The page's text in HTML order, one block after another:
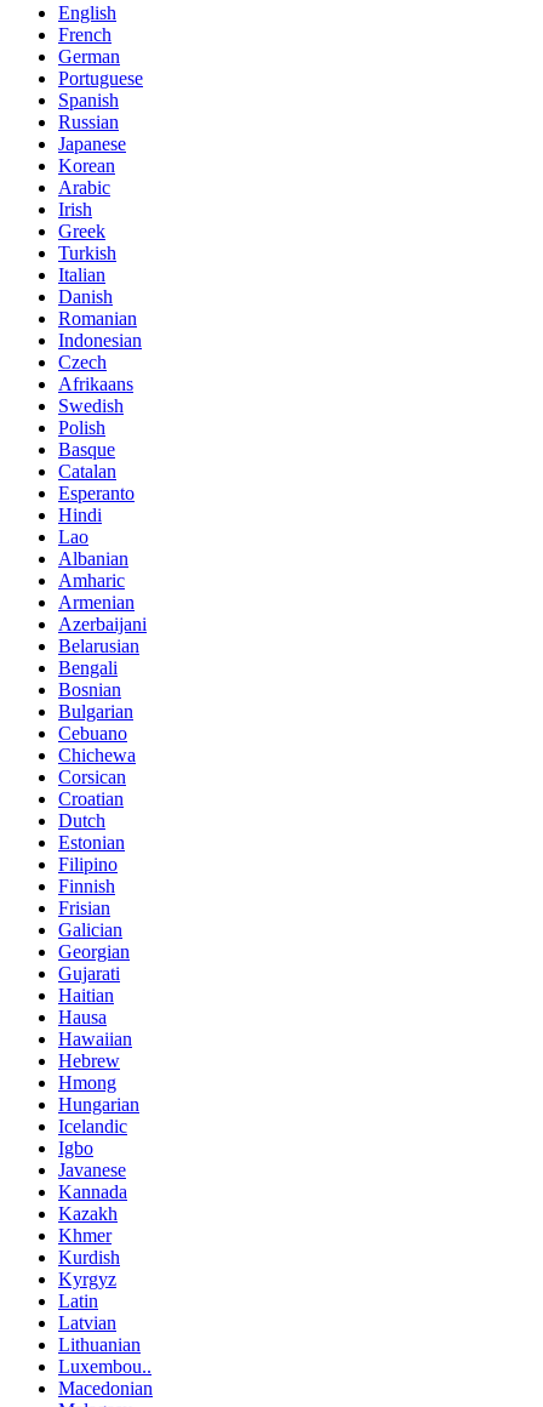
English
French
German
Portuguese
Spanish
Russian
Japanese
Korean
Arabic
Irish
Greek
Turkish
Italian
Danish
Romanian
Indonesian
Czech
Afrikaans
Swedish
Polish
Basque
Catalan
Esperanto
Hindi
Lao
Albanian
Amharic
Armenian
Azerbaijani
Belarusian
Bengali
Bosnian
Bulgarian
Cebuano
Chichewa
Corsican
Croatian
Dutch
Estonian
Filipino
Finnish
Frisian
Galician
Georgian
Gujarati
Haitian
Hausa
Hawaiian
Hebrew
Hmong
Hungarian
Icelandic
Igbo
Javanese
Kannada
Kazakh
Khmer
Kurdish
Kyrgyz
Latin
Latvian
Lithuanian
Luxembou..
Macedonian